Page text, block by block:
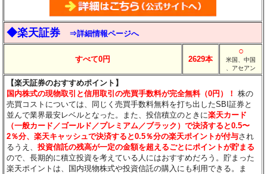
◆楽天証券 ⇒詳細情報ページへ
すべて0円 2629本
○
米国、中国
、アセアン
【楽天証券のおすすめポイント】
国内株式の現物取引と信用取引の売買手数料が完全無料（0円）！ 株の
売買コストについては、同じく売買手数料無料を打ち出したSBI証券と
並んで業界最安レベルとなった。また、投信積立のときに楽天カード
（一般カード／ゴールド／プレミアム／ブラック）で決済すると0.5〜
2％分、楽天キャッシュで決済すると0.5％分の楽天ポイントが付与され
るうえ、投資信託の残高が一定の金額を超えるごとにポイントが貯まる
ので、長期的に積立投資を考えている人にはおすすめだろう。貯まった
楽天ポイントは、国内現物株式や投資信託の購入にも利用できる。ま